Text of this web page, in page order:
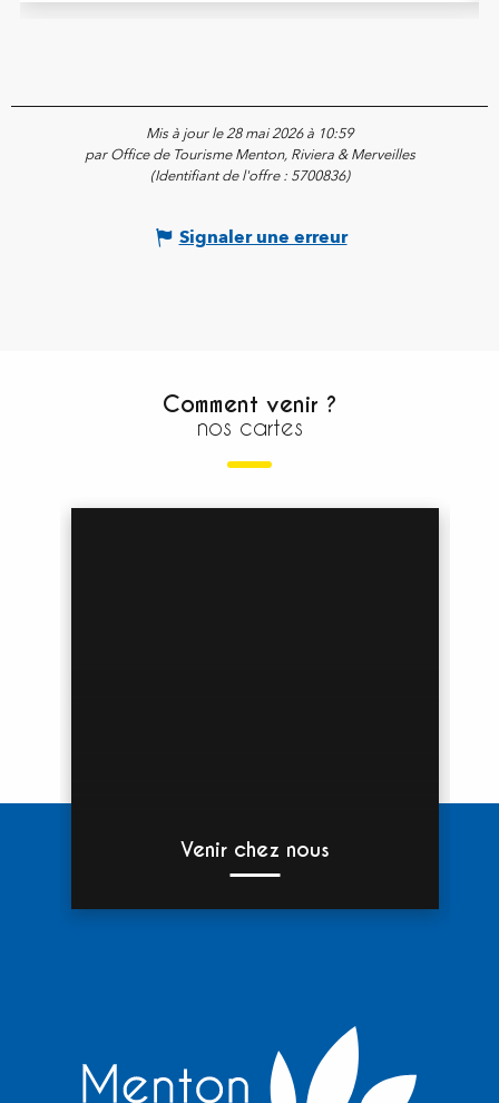
Mis à jour le 28 mai 2026 à 10:59
par Office de Tourisme Menton, Riviera & Merveilles
(Identifiant de l'offre : 5700836)
Signaler une erreur
Comment venir ?
nos cartes
Venir chez nous